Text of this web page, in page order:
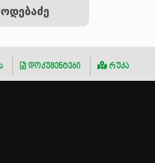
დოკუმენტები რუკა